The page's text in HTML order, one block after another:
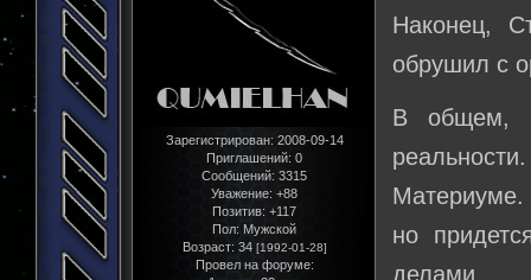
Зарегистрирован: 2008-09-14
Приглашений: 0
Сообщений: 3315
Уважение: +88
Позитив: +117
Пол: Мужской
Возраст: 34 [1992-01-28]
Провел на форуме:
Наконец,
обрушил с
В общем,
Материуме.
но
делами.